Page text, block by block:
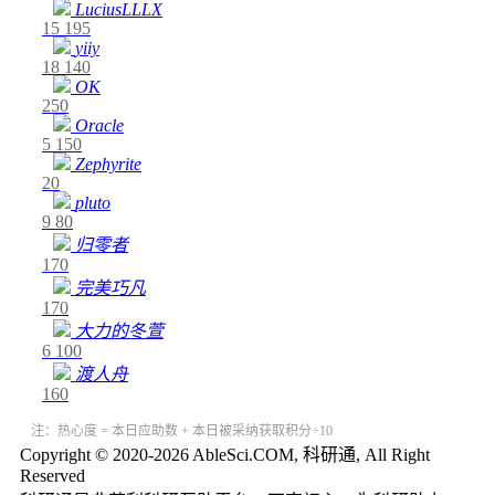
LuciusLLLX
15 195
yiiy
18 140
OK
250
Oracle
5 150
Zephyrite
20
pluto
9 80
归零者
170
完美巧凡
170
大力的冬萱
6 100
渡人舟
160
注：热心度 = 本日应助数 + 本日被采纳获取积分÷10
Copyright © 2020-2026 AbleSci.COM, 科研通, All Right
Reserved